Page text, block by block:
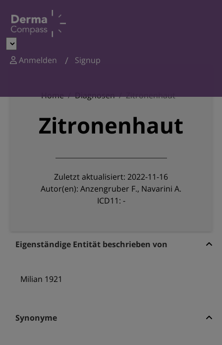
Anmelden Signup
Home Diagnosen Zitronenhaut
Zitronenhaut
Zuletzt aktualisiert: 2022-11-16
Autor(en): Anzengruber F., Navarini A.
ICD11: -
Eigenständige Entität beschrieben von
Milian 1921
Synonyme